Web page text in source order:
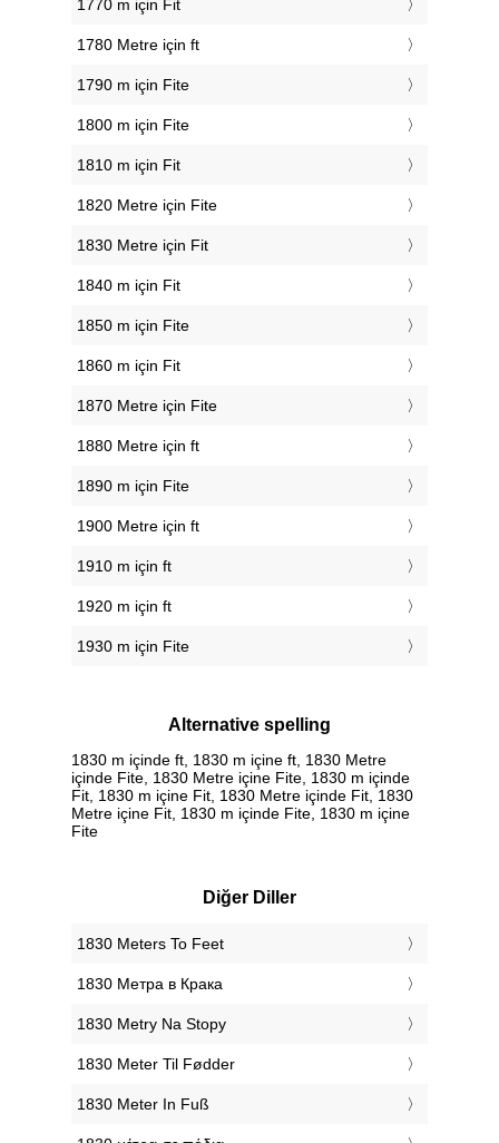
1770 m için Fit
1780 Metre için ft
1790 m için Fite
1800 m için Fite
1810 m için Fit
1820 Metre için Fite
1830 Metre için Fit
1840 m için Fit
1850 m için Fite
1860 m için Fit
1870 Metre için Fite
1880 Metre için ft
1890 m için Fite
1900 Metre için ft
1910 m için ft
1920 m için ft
1930 m için Fite
Alternative spelling
1830 m içinde ft, 1830 m içine ft, 1830 Metre
içinde Fite, 1830 Metre içine Fite, 1830 m içinde
Fit, 1830 m içine Fit, 1830 Metre içinde Fit, 1830
Metre içine Fit, 1830 m içinde Fite, 1830 m içine
Fite
Diğer Diller
‎1830 Meters To Feet
‎1830 Метра в Крака
‎1830 Metry Na Stopy
‎1830 Meter Til Fødder
‎1830 Meter In Fuß